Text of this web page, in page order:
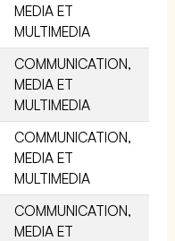
MEDIA ET
MULTIMEDIA
COMMUNICATION,
MEDIA ET
MULTIMEDIA
COMMUNICATION,
MEDIA ET
MULTIMEDIA
COMMUNICATION,
MEDIA ET